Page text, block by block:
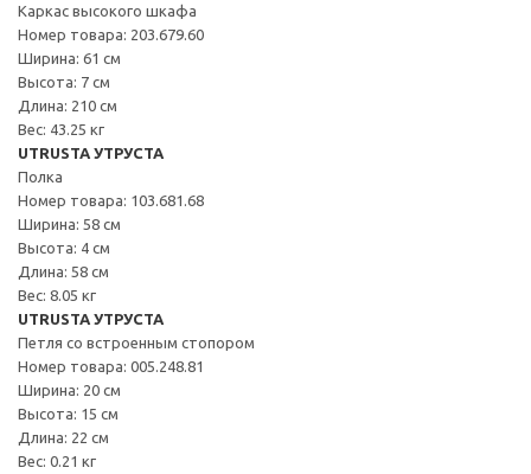
Каркас высокого шкафа
Номер товара: 203.679.60
Ширина: 61 см
Высота: 7 см
Длина: 210 см
Вес: 43.25 кг
UTRUSTA УТРУСТА
Полка
Номер товара: 103.681.68
Ширина: 58 см
Высота: 4 см
Длина: 58 см
Вес: 8.05 кг
UTRUSTA УТРУСТА
Петля со встроенным стопором
Номер товара: 005.248.81
Ширина: 20 см
Высота: 15 см
Длина: 22 см
Вес: 0.21 кг